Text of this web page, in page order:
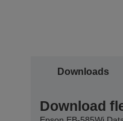
Downloads
Download